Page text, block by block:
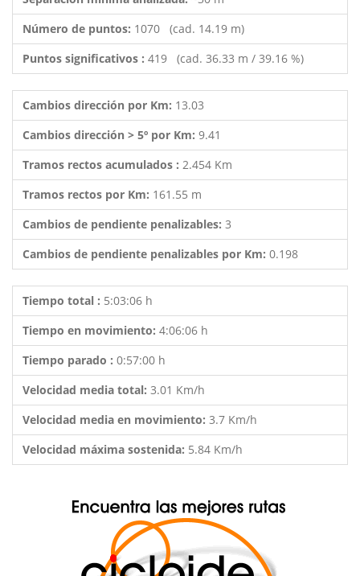
Número de puntos: 1070 (cad. 14.19 m)
Puntos significativos : 419 (cad. 36.33 m / 39.16 %)
Cambios dirección por Km: 13.03
Cambios dirección > 5º por Km: 9.41
Tramos rectos acumulados : 2.454 Km
Tramos rectos por Km: 161.55 m
Cambios de pendiente penalizables: 3
Cambios de pendiente penalizables por Km: 0.198
Tiempo total : 5:03:06 h
Tiempo en movimiento: 4:06:06 h
Tiempo parado : 0:57:00 h
Velocidad media total: 3.01 Km/h
Velocidad media en movimiento: 3.7 Km/h
Velocidad máxima sostenida: 5.84 Km/h